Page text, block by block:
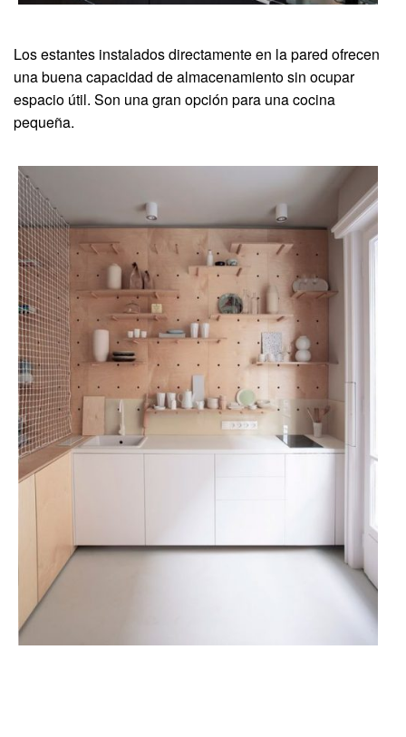
Los estantes instalados directamente en la pared ofrecen
una buena capacidad de almacenamiento sin ocupar
espacio útil. Son una gran opción para una cocina
pequeña.